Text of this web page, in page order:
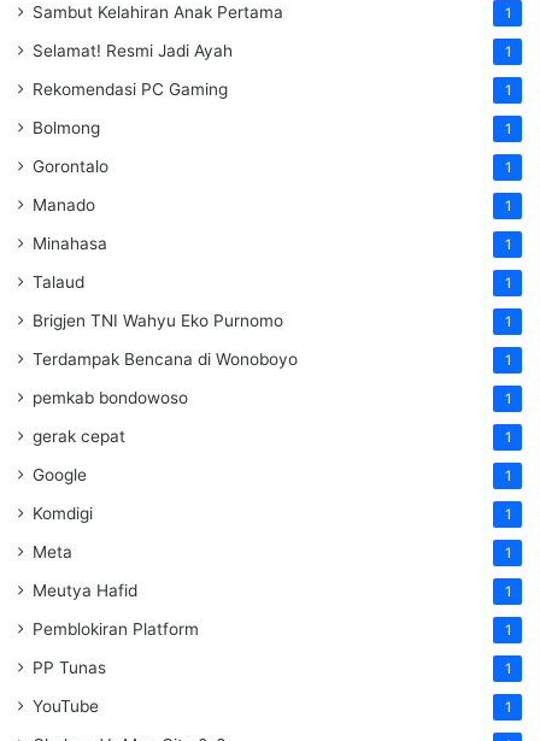
Sambut Kelahiran Anak Pertama 1
Selamat! Resmi Jadi Ayah 1
Rekomendasi PC Gaming 1
Bolmong 1
Gorontalo 1
Manado 1
Minahasa 1
Talaud 1
Brigjen TNI Wahyu Eko Purnomo 1
Terdampak Bencana di Wonoboyo 1
pemkab bondowoso 1
gerak cepat 1
Google 1
Komdigi 1
Meta 1
Meutya Hafid 1
Pemblokiran Platform 1
PP Tunas 1
YouTube 1